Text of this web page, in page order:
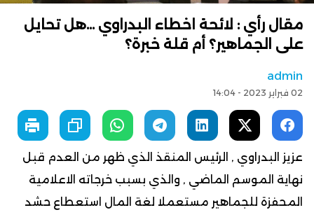
مقال رأي : لائحة اخطاء البدراوي …هل تحايل
على الجماهير؟ أم قلة خبرة؟
admin
02 فبراير 2023 - 14:04
عزيز البدراوي , الرئيس المنقذ الذي ظهر من العدم قبل
نهاية الموسم الماضي , والذي بسبب خرجاته الاعلامية
المحفزة للجماهير مستعملا لغة المال استعطاع حشد